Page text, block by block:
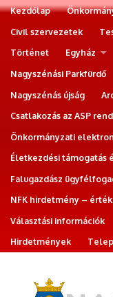
Kezdőlap
Civil szervezetek
Történet
Egyház
Nagyszénási Parkfürdő
Nagyszénás újság
Csatlakozás az ASP
Önkormányzati
Életkezdési támogatás
Falugazdász
NFK hirdetmény –
Választási információk
Hirdetmények